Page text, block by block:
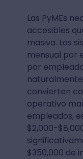
Las PyMEs
accesibles
masiva. Los
mensual por
por
convierten
operativo
empleados,
$2,000-
$350,000 de